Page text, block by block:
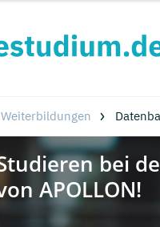
Weiterbildungen